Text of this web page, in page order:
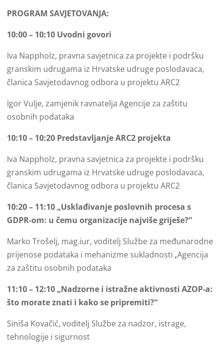
PROGRAM SAVJETOVANJA:
10:00 – 10:10 Uvodni govori
Iva Nappholz, pravna savjetnica za projekte i podršku
granskim udrugama iz Hrvatske udruge poslodavaca,
članica Savjetodavnog odbora u projektu ARC2
Igor Vulje, zamjenik ravnatelja Agencije za zaštitu
osobnih podataka
10:10 – 10:20 Predstavljanje ARC2 projekta
Iva Nappholz, pravna savjetnica za projekte i podršku
granskim udrugama iz Hrvatske udruge poslodavaca,
članica Savjetodavnog odbora u projektu ARC2
10:20 – 11:10 „Usklađivanje poslovnih procesa s
GDPR-om: u čemu organizacije najviše griješe?“
Marko Trošelj, mag.iur, voditelj Službe za međunarodne
prijenose podataka i mehanizme sukladnosti ,Agencija
za zaštitu osobnih podataka
11:10 – 12:10 „Nadzorne i istražne aktivnosti AZOP-a:
što morate znati i kako se pripremiti?“
Siniša Kovačić, voditelj Službe za nadzor, istrage,
tehnologije i sigurnost